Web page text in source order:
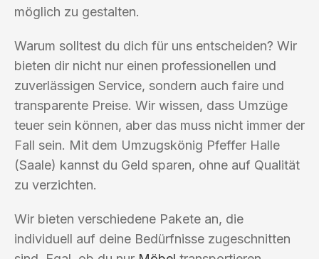
möglich zu gestalten.
Warum solltest du dich für uns entscheiden? Wir
bieten dir nicht nur einen professionellen und
zuverlässigen Service, sondern auch faire und
transparente Preise. Wir wissen, dass Umzüge
teuer sein können, aber das muss nicht immer der
Fall sein. Mit dem Umzugskönig Pfeffer Halle
(Saale) kannst du Geld sparen, ohne auf Qualität
zu verzichten.
Wir bieten verschiedene Pakete an, die
individuell auf deine Bedürfnisse zugeschnitten